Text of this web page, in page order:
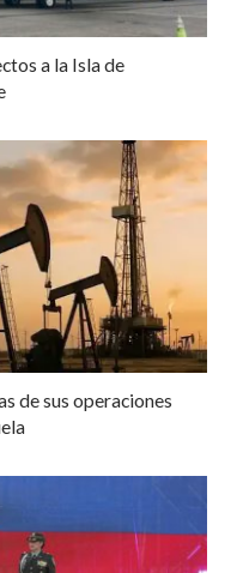
a la Isla de
de sus operaciones